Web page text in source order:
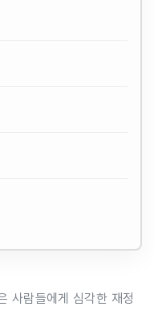
사람들에게 심각한 재정